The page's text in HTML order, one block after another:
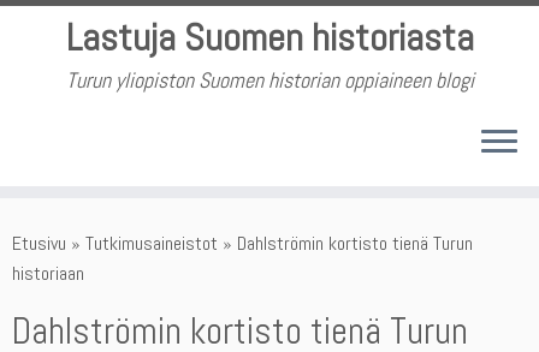
Skip
Lastuja Suomen historiasta
Turun yliopiston Suomen historian oppiaineen blogi
Etusivu » Tutkimusaineistot » Dahlströmin kortisto tienä Turun
historiaan
Dahlströmin kortisto tienä Turun